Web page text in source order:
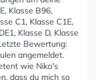
Klasse B96,
C1, Klasse C1E,
Klasse D, Klasse
Bewertung:
angemeldet.
wie Niko's
dass du mich so